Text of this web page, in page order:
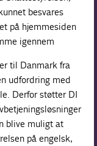
besvares
på hjemmesiden
igennem
til Danmark fra
udfordring med
Derfor støtter DI
blive muligt at
på engelsk,